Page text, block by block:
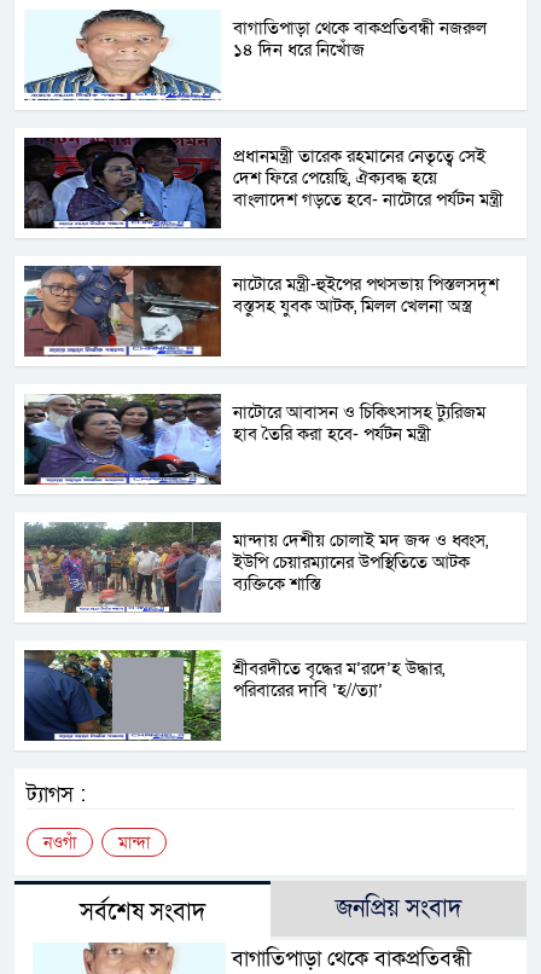
বাগাতিপাড়া থেকে বাকপ্রতিবন্ধী নজরুল
১৪ দিন ধরে নিখোঁজ
প্রধানমন্ত্রী তারেক রহমানের নেতৃত্বে সেই
দেশ ফিরে পেয়েছি, ঐক্যবদ্ধ হয়ে
বাংলাদেশ গড়তে হবে- নাটোরে পর্যটন মন্ত্রী
নাটোরে মন্ত্রী-হুইপের পথসভায় পিস্তলসদৃশ
বস্তুসহ যুবক আটক, মিলল খেলনা অস্ত্র
নাটোরে আবাসন ও চিকিৎসাসহ ট্যুরিজম
হাব তৈরি করা হবে- পর্যটন মন্ত্রী
মান্দায় দেশীয় চোলাই মদ জব্দ ও ধ্বংস,
ইউপি চেয়ারম্যানের উপস্থিতিতে আটক
ব্যক্তিকে শাস্তি
শ্রীবরদীতে বৃদ্ধের ম’রদে’হ উদ্ধার,
পরিবারের দাবি ‘হ//ত্যা’
ট্যাগস :
নওগাঁ মান্দা
সর্বশেষ সংবাদ জনপ্রিয় সংবাদ
বাগাতিপাড়া থেকে বাকপ্রতিবন্ধী